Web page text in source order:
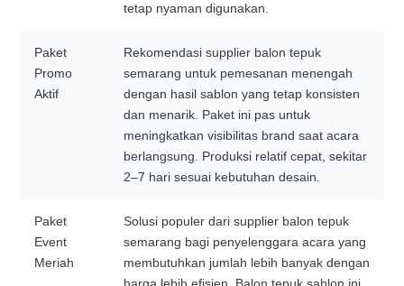
tetap nyaman digunakan.
Paket
Promo
Aktif
Rekomendasi supplier balon tepuk
semarang untuk pemesanan menengah
dengan hasil sablon yang tetap konsisten
dan menarik. Paket ini pas untuk
meningkatkan visibilitas brand saat acara
berlangsung. Produksi relatif cepat, sekitar
2–7 hari sesuai kebutuhan desain.
Paket
Event
Meriah
Solusi populer dari supplier balon tepuk
semarang bagi penyelenggara acara yang
membutuhkan jumlah lebih banyak dengan